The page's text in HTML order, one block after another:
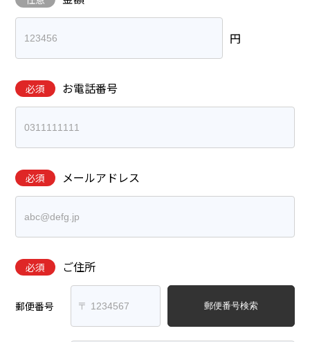
円
必須 お電話番号
必須 メールアドレス
必須 ご住所
郵便番号 郵便番号検索